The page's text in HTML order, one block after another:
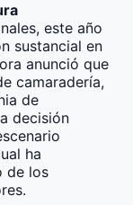
este año
sustancial en
anunció que
camaradería,
de
decisión
ha
de los